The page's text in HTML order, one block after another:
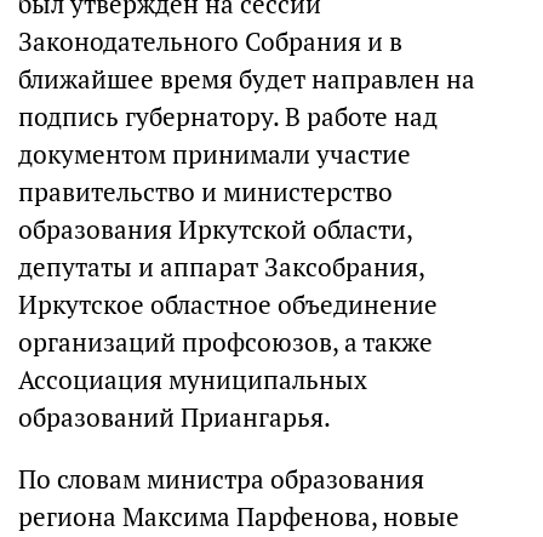
Законодательного Собрания и в
ближайшее время будет направлен на
подпись губернатору. В работе над
документом принимали участие
правительство и министерство
образования Иркутской области,
депутаты и аппарат Заксобрания,
Иркутское областное объединение
организаций профсоюзов, а также
Ассоциация муниципальных
образований Приангарья.
По словам министра образования
региона Максима Парфенова, новые